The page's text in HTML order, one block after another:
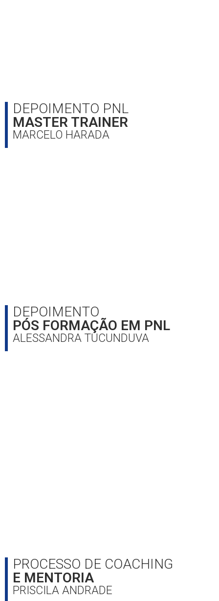
DEPOIMENTO PNL
MASTER TRAINER
MARCELO HARADA
DEPOIMENTO
PÓS FORMAÇÃO EM PNL
ALESSANDRA TUCUNDUVA
PROCESSO DE COACHING
E MENTORIA
PRISCILA ANDRADE